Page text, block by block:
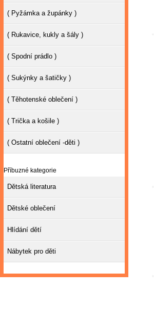
( Pyžámka a župánky )
( Rukavice, kukly a šály )
( Spodní prádlo )
( Sukýnky a šatičky )
( Těhotenské oblečení )
( Trička a košile )
( Ostatní oblečení -děti )
Příbuzné kategorie
Dětská literatura
Dětské oblečení
Hlídání dětí
Nábytek pro děti